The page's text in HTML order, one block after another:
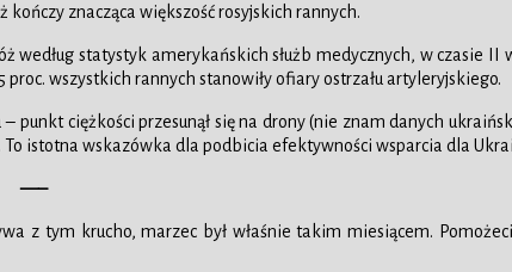
znacząca większość rosyjskich rannych.
statystyk amerykańskich służb medycznych, w czasie
​​wszystkich rannych stanowiły ofiary ostrzału artyleryjskiego.
ciężkości przesunął się na drony (nie znam danych
istotna wskazówka dla podbicia efektywności wsparcia dla
—–
z tym krucho, marzec był właśnie takim miesiącem.